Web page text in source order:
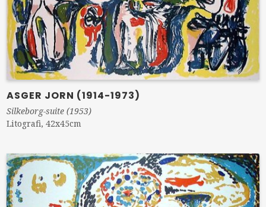
ASGER JORN (1914-1973)
Silkeborg-suite (1953)
Litografi, 42x45cm